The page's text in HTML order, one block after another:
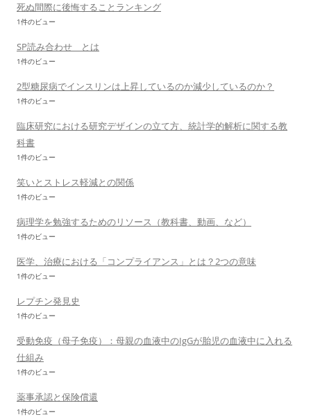
死ぬ間際に後悔することランキング
1件のビュー
SP読み合わせ とは
1件のビュー
2型糖尿病でインスリンは上昇しているのか減少しているのか？
1件のビュー
臨床研究における研究デザインの立て方、統計学的解析に関する教
科書
1件のビュー
笑いとストレス軽減との関係
1件のビュー
病理学を勉強するためのリソース（教科書、動画、など）
1件のビュー
医学、治療における「コンプライアンス」とは？2つの意味
1件のビュー
レプチン発見史
1件のビュー
受動免疫（母子免疫）：母親の血液中のIgGが胎児の血液中に入れる
仕組み
1件のビュー
薬事承認と保険償還
1件のビュー